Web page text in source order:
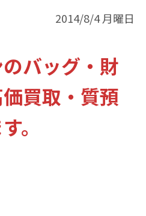
2014/8/4 月曜日
バッグ・財
買取・質預
。